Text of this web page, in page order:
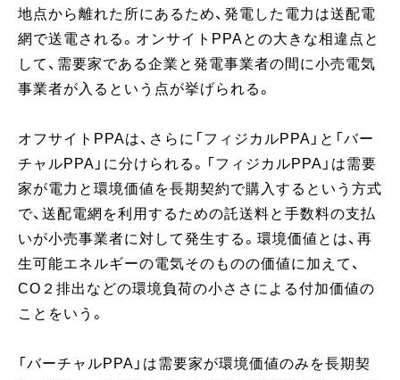
地点から離れた所にあるため、発電した電力は送配電
網で送電される。オンサイトPPAとの大きな相違点と
して、需要家である企業と発電事業者の間に小売電気
事業者が入るという点が挙げられる。
オフサイトPPAは、さらに「フィジカルPPA」と「バー
チャルPPA」に分けられる。「フィジカルPPA」は需要
家が電力と環境価値を長期契約で購入するという方式
で、送配電網を利用するための託送料と手数料の支払
いが小売事業者に対して発生する。環境価値とは、再
生可能エネルギーの電気そのものの価値に加えて、
CO２排出などの環境負荷の小ささによる付加価値の
ことをいう。
「バーチャルPPA」は需要家が環境価値のみを長期契